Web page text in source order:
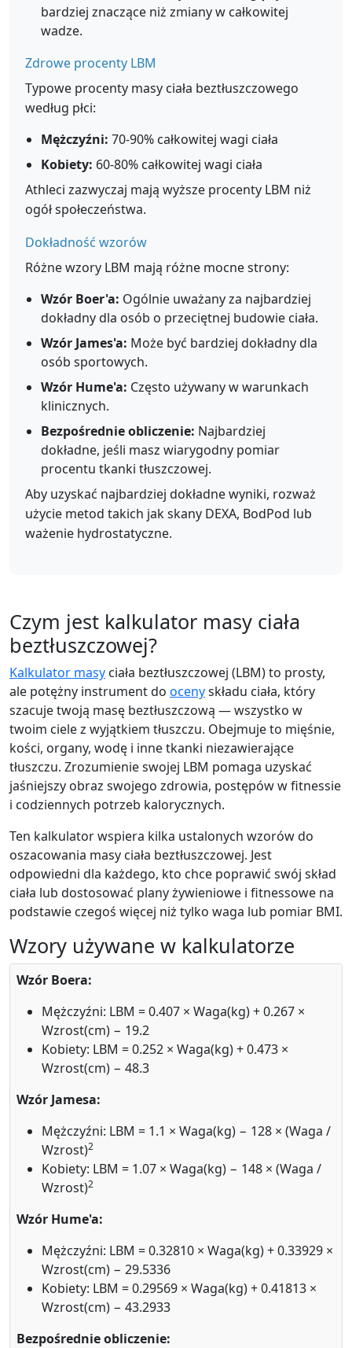
bardziej znaczące niż zmiany w całkowitej
wadze.
Zdrowe procenty LBM
Typowe procenty masy ciała beztłuszczowego
według płci:
Mężczyźni: 70-90% całkowitej wagi ciała
Kobiety: 60-80% całkowitej wagi ciała
Athleci zazwyczaj mają wyższe procenty LBM niż
ogół społeczeństwa.
Dokładność wzorów
Różne wzory LBM mają różne mocne strony:
Wzór Boer'a: Ogólnie uważany za najbardziej
dokładny dla osób o przeciętnej budowie ciała.
Wzór James'a: Może być bardziej dokładny dla
osób sportowych.
Wzór Hume'a: Często używany w warunkach
klinicznych.
Bezpośrednie obliczenie: Najbardziej
dokładne, jeśli masz wiarygodny pomiar
procentu tkanki tłuszczowej.
Aby uzyskać najbardziej dokładne wyniki, rozważ
użycie metod takich jak skany DEXA, BodPod lub
ważenie hydrostatyczne.
Czym jest kalkulator masy ciała
beztłuszczowej?
Kalkulator masy ciała beztłuszczowej (LBM) to prosty,
ale potężny instrument do ocenyskładu ciała, który
szacuje twoją masę beztłuszczową — wszystko w
twoim ciele z wyjątkiem tłuszczu. Obejmuje to mięśnie,
kości, organy, wodę i inne tkanki niezawierające
tłuszczu. Zrozumienie swojej LBM pomaga uzyskać
jaśniejszy obraz swojego zdrowia, postępów w fitnessie
i codziennych potrzeb kalorycznych.
Ten kalkulator wspiera kilka ustalonych wzorów do
oszacowania masy ciała beztłuszczowej. Jest
odpowiedni dla każdego, kto chce poprawić swój skład
ciała lub dostosować plany żywieniowe i fitnessowe na
podstawie czegoś więcej niż tylko waga lub pomiar BMI.
Wzory używane w kalkulatorze
Wzór Boera:
Mężczyźni: LBM = 0.407 × Waga(kg) + 0.267 ×
Wzrost(cm) − 19.2
Kobiety: LBM = 0.252 × Waga(kg) + 0.473 ×
Wzrost(cm) − 48.3
Wzór Jamesa:
Mężczyźni: LBM = 1.1 × Waga(kg) − 128 × (Waga /
Wzrost)2
Kobiety: LBM = 1.07 × Waga(kg) − 148 × (Waga /
Wzrost)2
Wzór Hume'a:
Mężczyźni: LBM = 0.32810 × Waga(kg) + 0.33929 ×
Wzrost(cm) − 29.5336
Kobiety: LBM = 0.29569 × Waga(kg) + 0.41813 ×
Wzrost(cm) − 43.2933
Bezpośrednie obliczenie: